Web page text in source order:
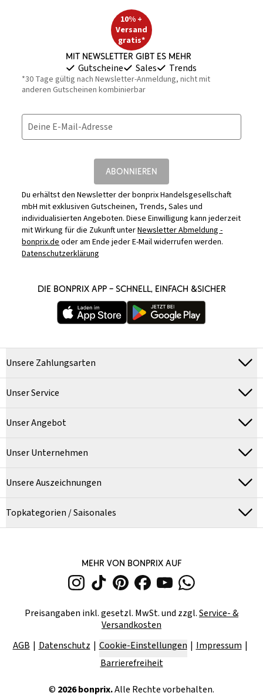
10% +
Versand
gratis*
Mit Newsletter gibt es mehr
Gutscheine Sales Trends
*30 Tage gültig nach Newsletter-Anmeldung, nicht mit
anderen Gutscheinen kombinierbar
Deine E-Mail-Adresse
ABONNIEREN
Du erhältst den Newsletter der bonprix Handelsgesellschaft
mbH mit exklusiven Gutscheinen, Trends, Sales und
individualisierten Angeboten. Diese Einwilligung kann jederzeit
mit Wirkung für die Zukunft unterNewsletter Abmeldung -
bonprix.deoder am Ende jeder E-Mail widerrufen werden.
Datenschutzerklärung
DIE BONPRIX APP – SCHNELL, EINFACH &SICHER
Unsere Zahlungsarten
Unser Service
Unser Angebot
Unser Unternehmen
Unsere Auszeichnungen
Topkategorien / Saisonales
MEHR VON BONPRIX AUF
Preisangaben inkl. gesetzl. MwSt. und zzgl.Service- &
Versandkosten
AGB
Datenschutz Cookie-Einstellungen
Impressum
Barrierefreiheit
© 2026bonprix.Alle Rechte vorbehalten.